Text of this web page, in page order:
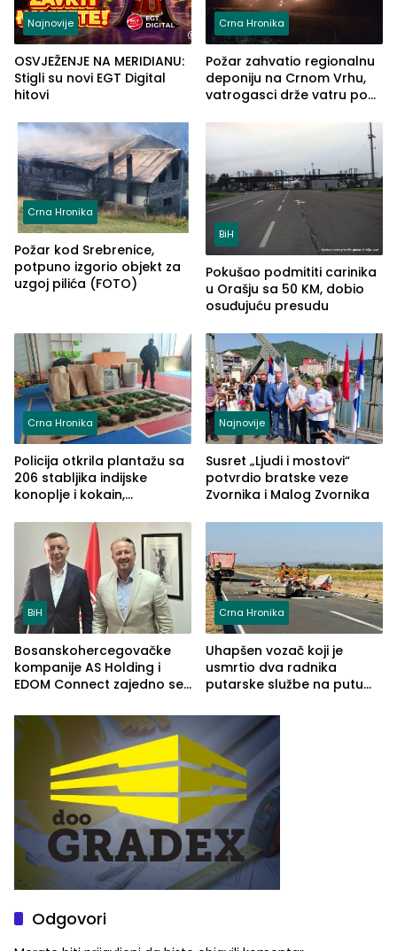
Najnovije
OSVJEŽENJE NA MERIDIANU:
Stigli su novi EGT Digital
hitovi
Crna Hronika
Požar zahvatio regionalnu
deponiju na Crnom Vrhu,
vatrogasci drže vatru pod
Crna Hronika
Požar kod Srebrenice,
potpuno izgorio objekt za
uzgoj pilića (FOTO)
BiH
Pokušao podmititi carinika
u Orašju sa 50 KM, dobio
osuđujuću presudu
Crna Hronika
Policija otkrila plantažu sa
206 stabljika indijske
konoplje i kokain,
(FOTO)
Najnovije
Susret „Ljudi i mostovi“
potvrdio bratske veze
Zvornika i Malog Zvornika
BiH
Bosanskohercegovačke
kompanije AS Holding i
EDOM Connect zajedno se
Crna Hronika
Uhapšen vozač koji je
usmrtio dva radnika
putarske službe na putu
(FOTO)
Odgovori